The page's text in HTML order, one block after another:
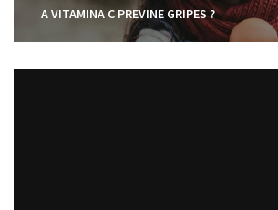
A VITAMINA C PREVINE GRIPES ?